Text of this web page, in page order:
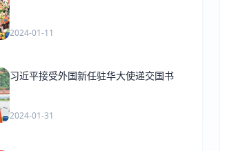
2024-01-11
习近平接受外国新任驻华大使递交国书
2024-01-31